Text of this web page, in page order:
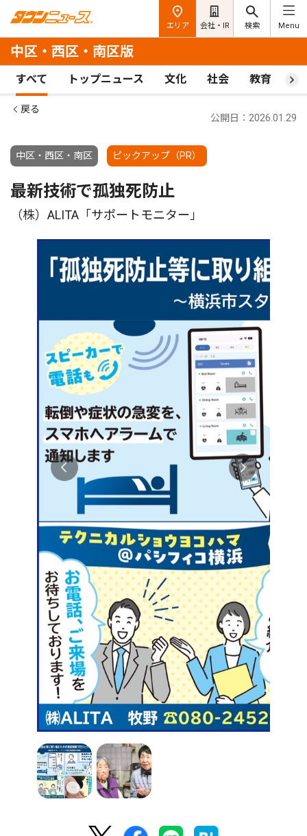
エリア 会社・IR 検索 Menu
中区・西区・南区版
すべて トップニュース 文化 社会 教育 ス
戻る
中区・西区・南区 ピックアップ（PR）
公開日：2026.01.29
最新技術で孤独死防止
（株）ALITA「サポートモニター」